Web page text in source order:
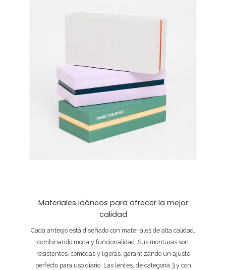
Materiales idóneos para ofrecer la mejor
calidad
Cada anteojo está diseñado con materiales de alta calidad,
combinando moda y funcionalidad. Sus monturas son
resistentes, cómodas y ligeras, garantizando un ajuste
perfecto para uso diario. Las lentes, de categoría 3 y con